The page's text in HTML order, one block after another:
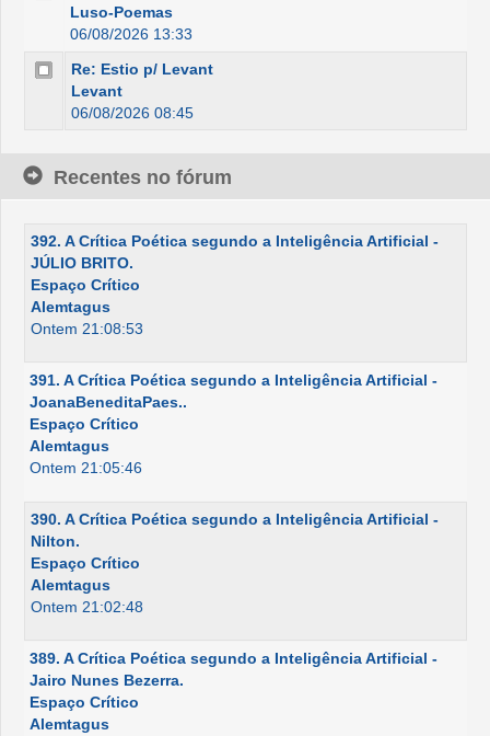
Luso-Poemas
06/08/2026 13:33
Re: Estio p/ Levant
Levant
06/08/2026 08:45
Recentes no fórum
392. A Crítica Poética segundo a Inteligência Artificial -
JÚLIO BRITO.
Espaço Crítico
Alemtagus
Ontem 21:08:53
391. A Crítica Poética segundo a Inteligência Artificial -
JoanaBeneditaPaes..
Espaço Crítico
Alemtagus
Ontem 21:05:46
390. A Crítica Poética segundo a Inteligência Artificial -
Nilton.
Espaço Crítico
Alemtagus
Ontem 21:02:48
389. A Crítica Poética segundo a Inteligência Artificial -
Jairo Nunes Bezerra.
Espaço Crítico
Alemtagus